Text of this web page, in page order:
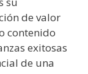
de valor
contenido
exitosas
de una